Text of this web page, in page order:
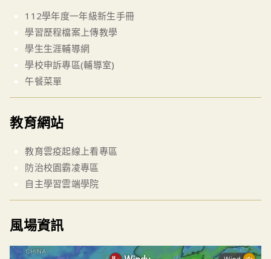
112學年度一年級新生手冊
學習歷程檔案上傳教學
學生生涯輔導網
學校申訴專區(輔導室)
午餐菜單
教育網站
教育雲疫起線上看專區
防治校園霸凌專區
自主學習雲端學院
風場資訊